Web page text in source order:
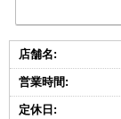
店舗名:
営業時間:
定休日: